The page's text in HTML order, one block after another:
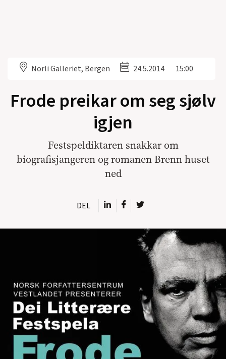
Norli Galleriet, Bergen 24.5.2014 15:00
Frode preikar om seg sjølv
igjen
Festspeldiktaren snakkar om
biografisjangeren og romanen Brenn huset
ned
DEL